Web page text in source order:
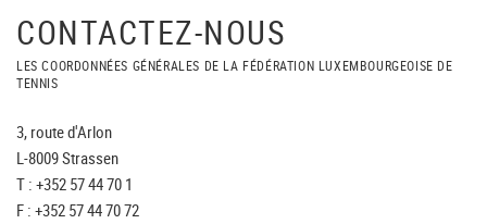
CONTACTEZ-NOUS
LES COORDONNÉES GÉNÉRALES DE LA FÉDÉRATION LUXEMBOURGEOISE DE
TENNIS
3, route d'Arlon
L-8009 Strassen
T : +352 57 44 70 1
F : +352 57 44 70 72